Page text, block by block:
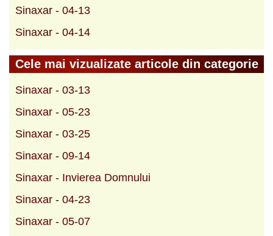
Sinaxar - 04-13
Sinaxar - 04-14
Cele mai vizualizate articole din categorie
Sinaxar - 03-13
Sinaxar - 05-23
Sinaxar - 03-25
Sinaxar - 09-14
Sinaxar - Invierea Domnului
Sinaxar - 04-23
Sinaxar - 05-07